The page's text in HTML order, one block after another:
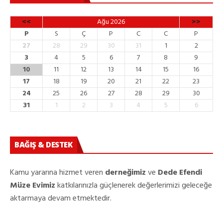
<< Ağu 2026
>>
P
S Ç P C C
P
27
28 29 30 31 1
2
3
4 5 6 7 8
9
10
11 12 13 14 15
16
17
18 19 20 21 22
23
24
25 26 27 28 29
30
31
1 2 3 4 5 6
BAĞIŞ & DESTEK
Kamu yararına hizmet veren derneğimizve Dede Efendi
Müze Evimizkatkılarınızla güçlenerek değerlerimizi geleceğe
aktarmaya devam etmektedir.